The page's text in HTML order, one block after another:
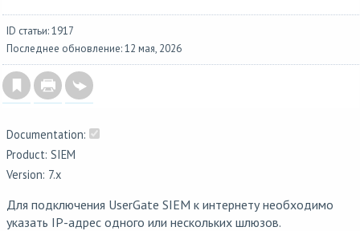
ID статьи: 1917
Последнее обновление: 12 мая, 2026
Documentation:
Product: SIEM
Version: 7.x
Для подключения UserGate SIEM к интернету необходимо
указать IP-адрес одного или нескольких шлюзов.